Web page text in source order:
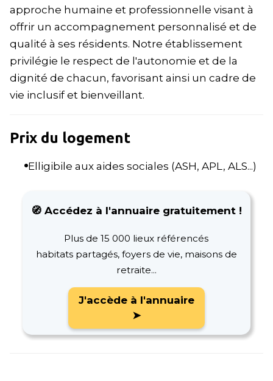
approche humaine et professionnelle visant à
offrir un accompagnement personnalisé et de
qualité à ses résidents. Notre établissement
privilégie le respect de l'autonomie et de la
dignité de chacun, favorisant ainsi un cadre de
vie inclusif et bienveillant.
Prix du logement
Elligibile aux aides sociales (ASH, APL, ALS...)
🧭 Accédez à l'annuaire gratuitement !
Plus de 15 000 lieux référencés
habitats partagés, foyers de vie, maisons de
retraite...
J'accède à l'annuaire
➤